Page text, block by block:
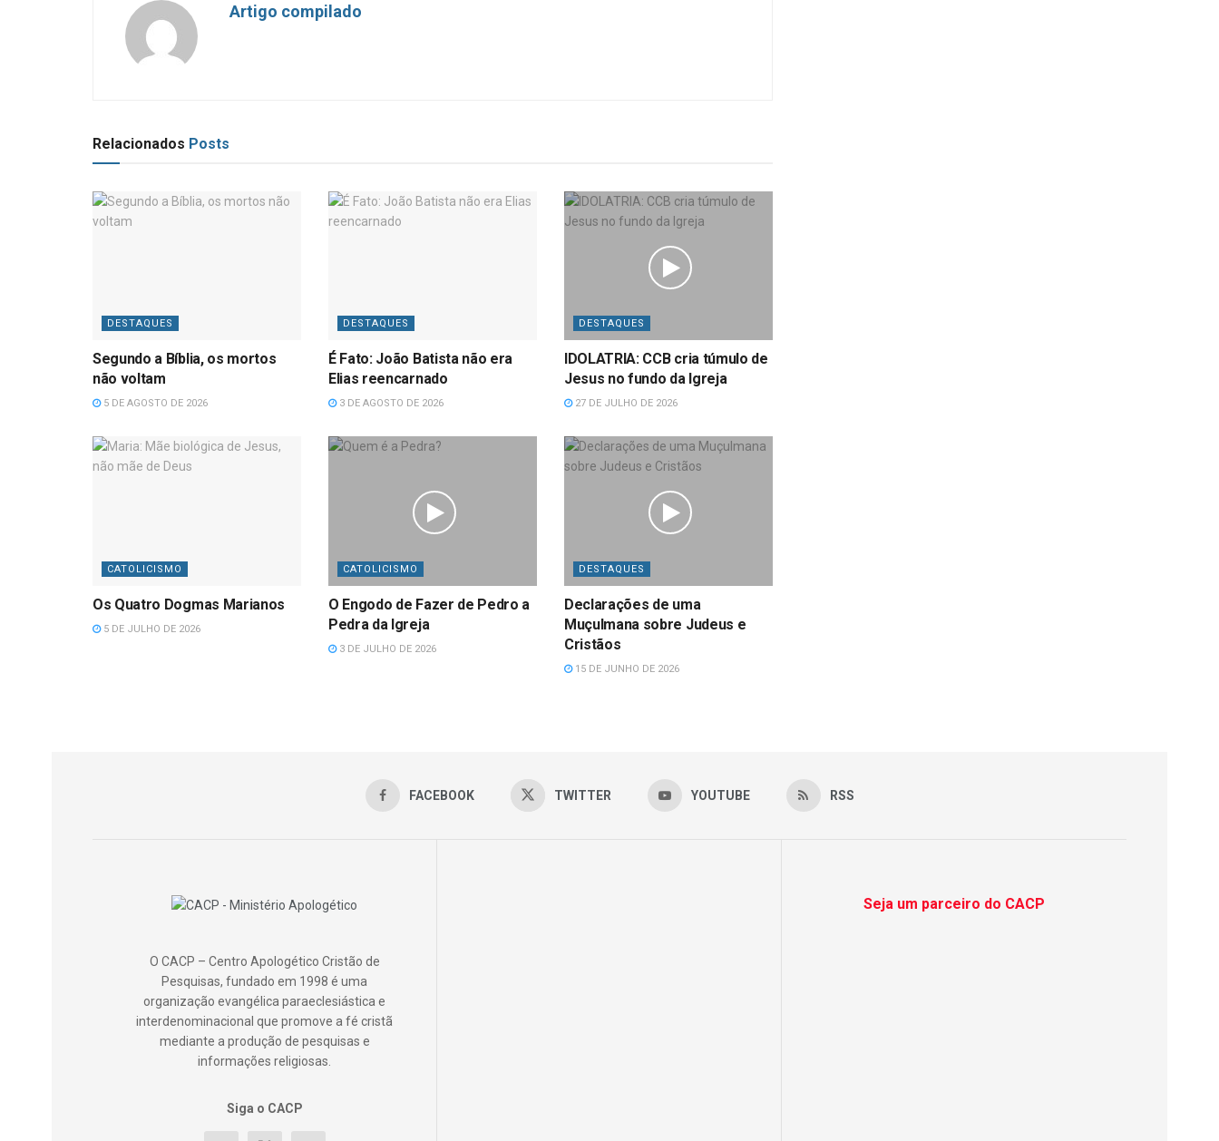
Artigo compilado
Relacionados Posts
DESTAQUES
Segundo a Bíblia, os mortos
não voltam
5 DE AGOSTO DE 2026
DESTAQUES
É Fato: João Batista não era
Elias reencarnado
3 DE AGOSTO DE 2026
DESTAQUES
IDOLATRIA: CCB cria túmulo de
Jesus no fundo da Igreja
27 DE JULHO DE 2026
CATOLICISMO
Os Quatro Dogmas Marianos
5 DE JULHO DE 2026
CATOLICISMO
O Engodo de Fazer de Pedro a
Pedra da Igreja
3 DE JULHO DE 2026
DESTAQUES
Declarações de uma
Muçulmana sobre Judeus e
Cristãos
15 DE JUNHO DE 2026
FACEBOOK TWITTER YOUTUBE RSS
O CACP – Centro Apologético Cristão de
Pesquisas, fundado em 1998 é uma
organização evangélica paraeclesiástica e
interdenominacional que promove a fé cristã
mediante a produção de pesquisas e
informações religiosas.
Siga o CACP
Seja um parceiro do CACP